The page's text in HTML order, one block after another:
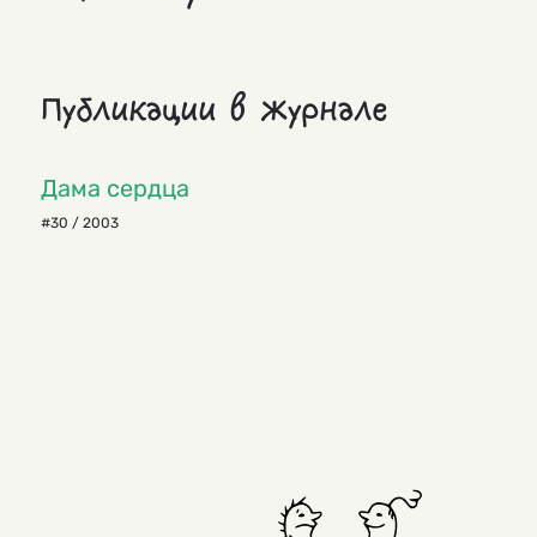
Публикации в журнале
Дама сердца
#30 / 2003